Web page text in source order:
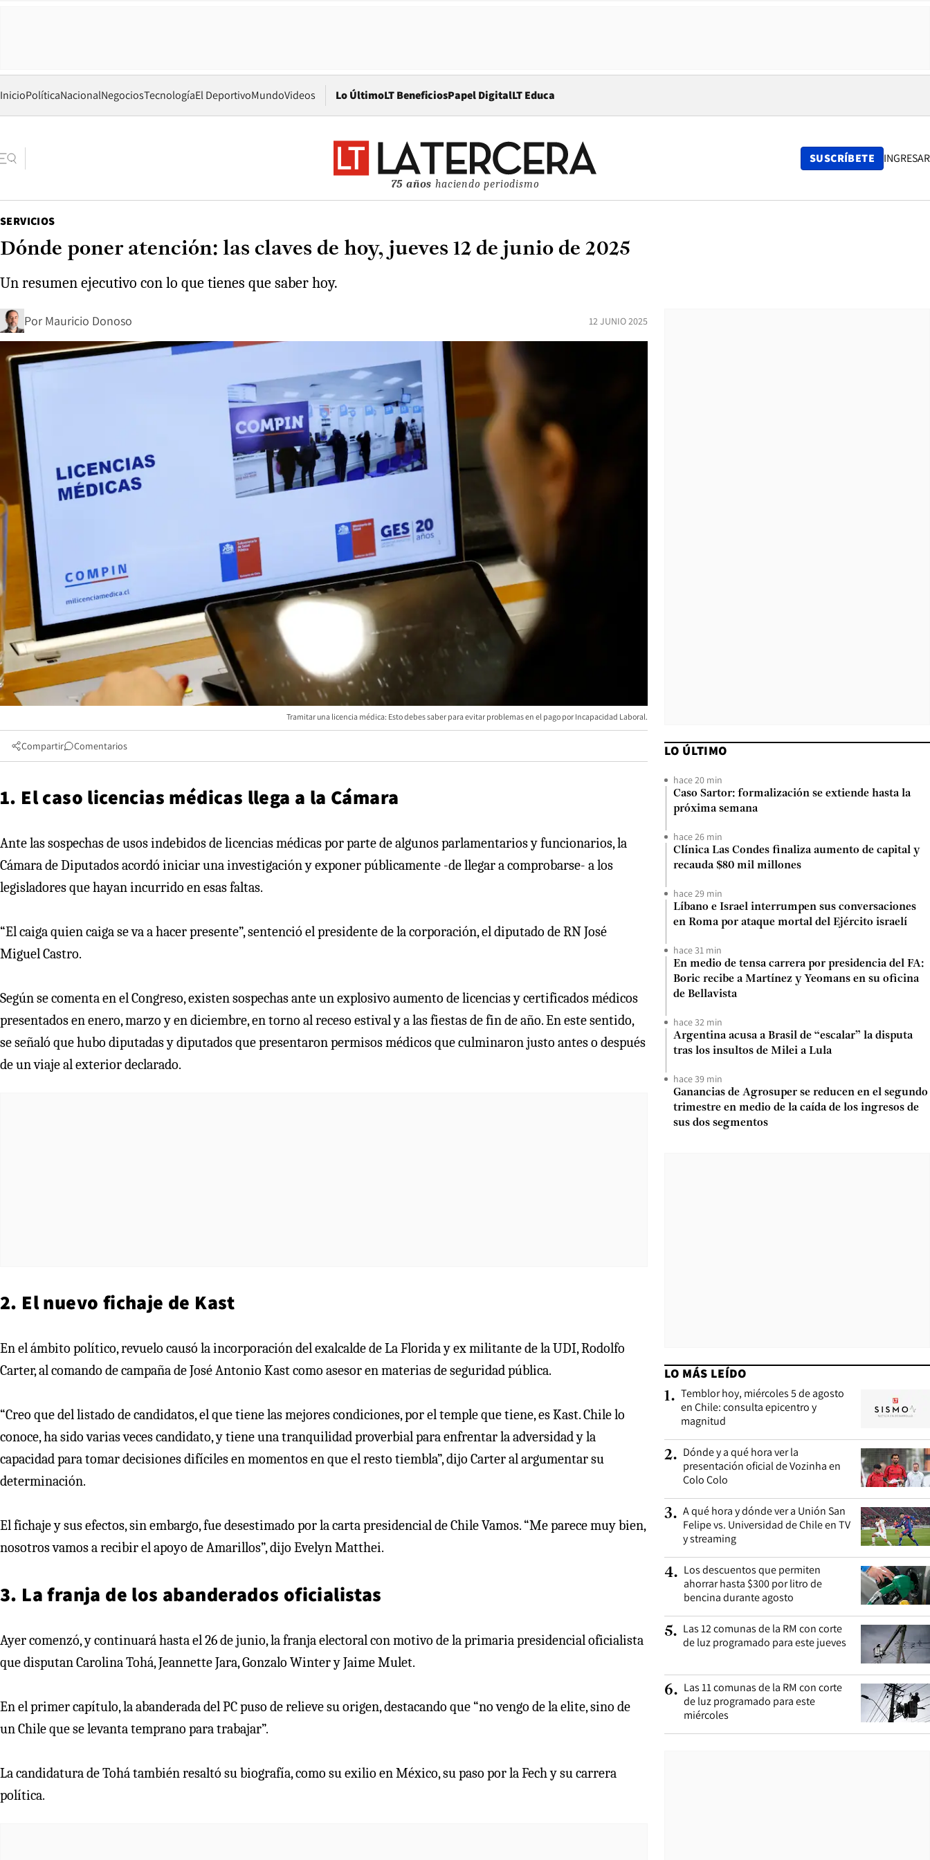
InicioPolíticaNacionalNegociosTecnologíaEl DeportivoMundoVideos Lo ÚltimoLT BeneficiosPapel DigitalOpens in new window
LT Educa
75 años haciendo periodismo
SUSCRÍBETE INGRESAR
SERVICIOS
Dónde poner atención: las claves de hoy, jueves 12 de junio de 2025
Un resumen ejecutivo con lo que tienes que saber hoy.
Por Mauricio Donoso 12 JUNIO 2025
Tramitar una licencia médica: Esto debes saber para evitar problemas en el pago por Incapacidad Laboral.
Compartir Comentarios
1. El caso licencias médicas llega a la Cámara
Ante las sospechas de usos indebidos de licencias médicas por parte de algunos parlamentarios y funcionarios, la
Cámara de Diputados acordó iniciar una investigación y exponer públicamente -de llegar a comprobarse- a los
legisladores que hayan incurrido en esas faltas.
“El caiga quien caiga se va a hacer presente”, sentenció el presidente de la corporación, el diputado de RN José
Miguel Castro.
Según se comenta en el Congreso, existen sospechas ante un explosivo aumento de licencias y certificados médicos
presentados en enero, marzo y en diciembre, en torno al receso estival y a las fiestas de fin de año. En este sentido,
se señaló que hubo diputadas y diputados que presentaron permisos médicos que culminaron justo antes o después
de un viaje al exterior declarado.
2. El nuevo fichaje de Kast
En el ámbito político, revuelo causó la incorporación del exalcalde de La Florida y ex militante de la UDI, Rodolfo
Carter, al comando de campaña de José Antonio Kast como asesor en materias de seguridad pública.
“Creo que del listado de candidatos, el que tiene las mejores condiciones, por el temple que tiene, es Kast. Chile lo
conoce, ha sido varias veces candidato, y tiene una tranquilidad proverbial para enfrentar la adversidad y la
capacidad para tomar decisiones difíciles en momentos en que el resto tiembla”, dijo Carter al argumentar su
determinación.
El fichaje y sus efectos, sin embargo, fue desestimado por la carta presidencial de Chile Vamos. “Me parece muy bien,
nosotros vamos a recibir el apoyo de Amarillos”, dijo Evelyn Matthei.
3. La franja de los abanderados oficialistas
Ayer comenzó, y continuará hasta el 26 de junio, la franja electoral con motivo de la primaria presidencial oficialista
que disputan Carolina Tohá, Jeannette Jara, Gonzalo Winter y Jaime Mulet.
En el primer capítulo, la abanderada del PC puso de relieve su origen, destacando que “no vengo de la elite, sino de
un Chile que se levanta temprano para trabajar”.
La candidatura de Tohá también resaltó su biografía, como su exilio en México, su paso por la Fech y su carrera
política.
LO ÚLTIMO
hace 20 min
Caso Sartor: formalización se extiende hasta la
próxima semana
hace 26 min
Clínica Las Condes finaliza aumento de capital y
recauda $80 mil millones
hace 29 min
Líbano e Israel interrumpen sus conversaciones
en Roma por ataque mortal del Ejército israelí
hace 31 min
En medio de tensa carrera por presidencia del FA:
Boric recibe a Martínez y Yeomans en su oficina
de Bellavista
hace 32 min
Argentina acusa a Brasil de “escalar” la disputa
tras los insultos de Milei a Lula
hace 39 min
Ganancias de Agrosuper se reducen en el segundo
trimestre en medio de la caída de los ingresos de
sus dos segmentos
LO MÁS LEÍDO
1. Temblor hoy, miércoles 5 de agosto
en Chile: consulta epicentro y
magnitud
2. Dónde y a qué hora ver la
presentación oficial de Vozinha en
Colo Colo
3. A qué hora y dónde ver a Unión San
Felipe vs. Universidad de Chile en TV
y streaming
4. Los descuentos que permiten
ahorrar hasta $300 por litro de
bencina durante agosto
5. Las 12 comunas de la RM con corte
de luz programado para este jueves
6. Las 11 comunas de la RM con corte
de luz programado para este
miércoles